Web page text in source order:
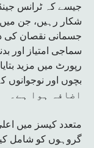
جیسے کہ ٹرانس
شکار رہیں، جن
جسمانی نقصان کی
سماجی امتیاز اور
اضافہ ہوا ہے۔
متعدد کیسز میں
گروہوں کو شامل